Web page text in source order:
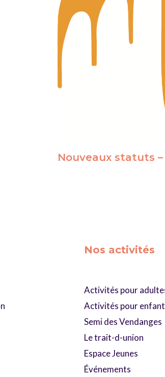
Nouveaux statuts –
Nos activités
Activités pour
Activités pour
Semi des Vendanges
Le trait-d-union
Espace Jeunes
Événements